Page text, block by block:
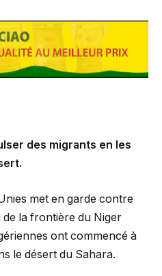
des migrants en les
met en garde contre
la frontière du Niger
ont commencé à
le désert du Sahara.